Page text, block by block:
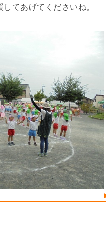
てあげてくださいね。